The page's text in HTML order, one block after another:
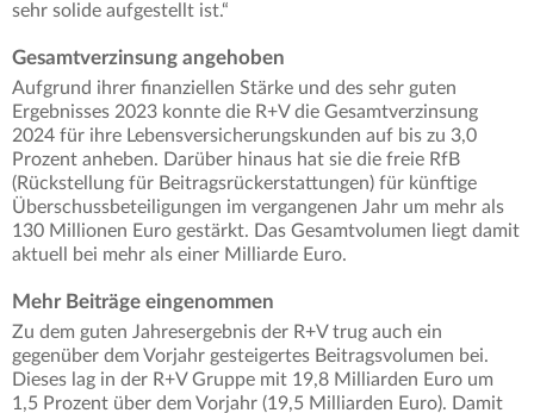
sehr solide aufgestellt ist.“
Gesamtverzinsung angehoben
Aufgrund ihrer finanziellen Stärke und des sehr guten
Ergebnisses 2023 konnte die R+V die Gesamtverzinsung
2024 für ihre Lebensversicherungskunden auf bis zu 3,0
Prozent anheben. Darüber hinaus hat sie die freie RfB
(Rückstellung für Beitragsrückerstattungen) für künftige
Überschussbeteiligungen im vergangenen Jahr um mehr als
130 Millionen Euro gestärkt. Das Gesamtvolumen liegt damit
aktuell bei mehr als einer Milliarde Euro.
Mehr Beiträge eingenommen
Zu dem guten Jahresergebnis der R+V trug auch ein
gegenüber dem Vorjahr gesteigertes Beitragsvolumen bei.
Dieses lag in der R+V Gruppe mit 19,8 Milliarden Euro um
1,5 Prozent über dem Vorjahr (19,5 Milliarden Euro). Damit